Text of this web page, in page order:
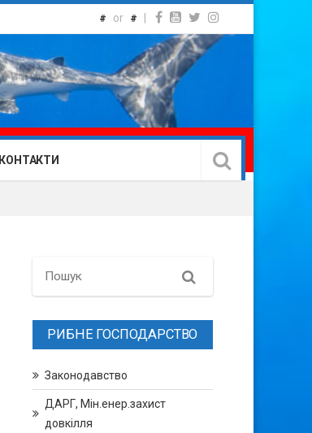
# or #
КОНТАКТИ
Search
РИБНЕ ГОСПОДАРСТВО
Законодавство
ДАРГ, Мін.енер.захист
довкілля